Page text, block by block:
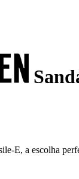
E, a escolha